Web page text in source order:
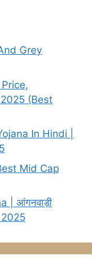
Grey
(Best
In Hindi |
Mid Cap
| आंगनवाड़ी
2025